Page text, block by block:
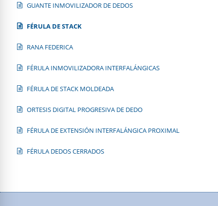
GUANTE INMOVILIZADOR DE DEDOS
FÉRULA DE STACK
RANA FEDERICA
FÉRULA INMOVILIZADORA INTERFALÁNGICAS
FÉRULA DE STACK MOLDEADA
ORTESIS DIGITAL PROGRESIVA DE DEDO
FÉRULA DE EXTENSIÓN INTERFALÁNGICA PROXIMAL
FÉRULA DEDOS CERRADOS